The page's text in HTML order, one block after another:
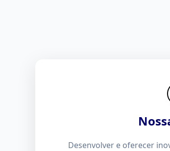
Desenvolver e oferecer